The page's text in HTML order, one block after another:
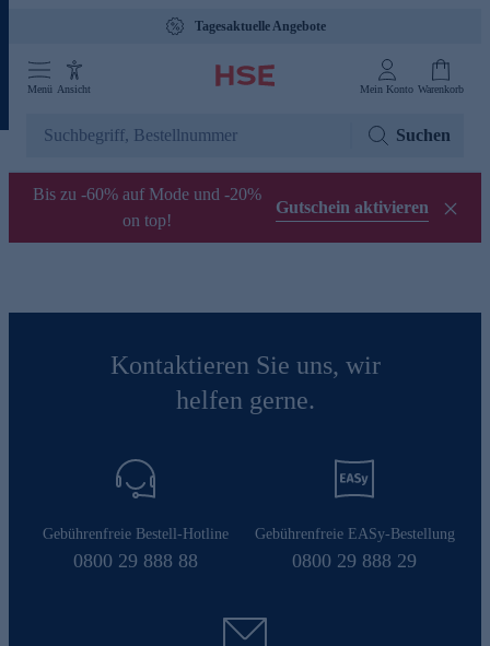
Tagesaktuelle Angebote
Menü Ansicht Mein Konto Warenkorb
Suchen
Bis zu -60% auf Mode und -20%
on top!
Gutschein aktivieren
Kontaktieren Sie uns, wir
helfen gerne.
Gebührenfreie Bestell-Hotline
0800 29 888 88
Gebührenfreie EASy-Bestellung
0800 29 888 29